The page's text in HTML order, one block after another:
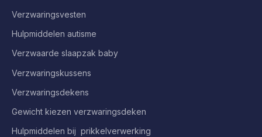
Verzwaringsvesten
Hulpmiddelen autisme
Verzwaarde slaapzak baby
Verzwaringskussens
Verzwaringsdekens
Gewicht kiezen verzwaringsdeken
Hulpmiddelen bij prikkelverwerking